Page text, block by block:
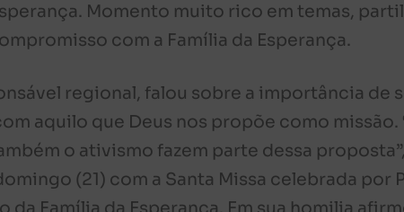
Momento muito rico em temas,
com a Família da Esperança.
regional, falou sobre a importância de
aquilo que Deus nos propõe como missão.
o ativismo fazem parte dessa
(21) com a Santa Missa celebrada por